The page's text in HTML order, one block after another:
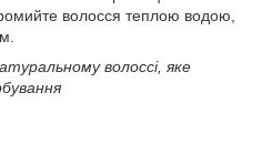
волосся теплою водою,
волоссі, яке